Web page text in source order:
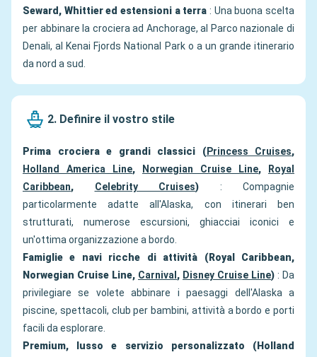
Seward, Whittier ed estensioni a terra : Una buona scelta
per abbinare la crociera ad Anchorage, al Parco nazionale di
Denali, al Kenai Fjords National Park o a un grande itinerario
da nord a sud.
2. Definire il vostro stile
Prima crociera e grandi classici (Princess Cruises,
Holland America Line, Norwegian Cruise Line,
Royal
Caribbean, Celebrity Cruises) : Compagnie
particolarmente adatte all'Alaska, con itinerari ben
strutturati, numerose escursioni, ghiacciai iconici e
un'ottima organizzazione a bordo.
Famiglie e navi ricche di attività (Royal Caribbean,
Norwegian Cruise Line, Carnival , Disney Cruise Line) : Da
privilegiare se volete abbinare i paesaggi dell'Alaska a
piscine, spettacoli, club per bambini, attività a bordo e porti
facili da esplorare.
Premium, lusso e servizio personalizzato (Holland